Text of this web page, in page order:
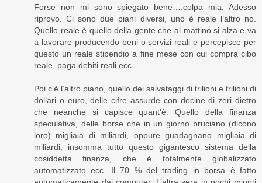
Forse non mi sono spiegato bene….colpa mia. Adesso
riprovo. Ci sono due piani diversi, uno è reale l’altro no.
Quello reale è quello della gente che al mattino si alza e va
a lavorare producendo beni o servizi reali e percepisce per
questo un reale stipendio a fine mese con cui compra cibo
reale, paga debiti reali ecc.
Poi c’è l’altro piano, quello dei salvataggi di trilioni e trilioni di
dollari o euro, delle cifre assurde con decine di zeri dietro
che neanche si capisce quant’è. Quello della finanza
speculativa, delle borse che in un giorno bruciano (dicono
loro) migliaia di miliardi, oppure guadagnano migliaia di
miliardi, insomma tutto questo gigantesco sistema della
cosiddetta finanza, che è totalmente globalizzato
automatizzato ecc. Il 70 % del trading in borsa è fatto